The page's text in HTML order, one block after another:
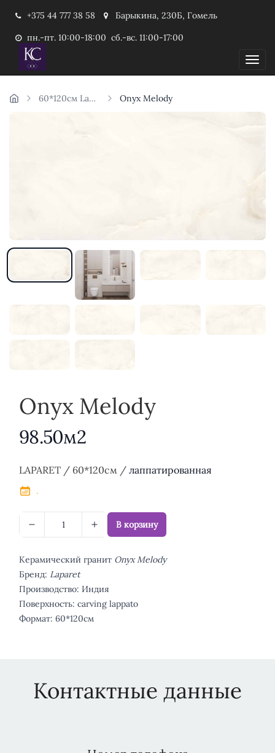
+375 44 777 38 58
Барыкина, 230Б, Гомель
пн.-пт. 10:00-18:00 сб.-вс. 11:00-17:00
60*120см Laparet Индия Onyx Melody
Onyx Melody
98.50м2
Описание
LAPARET / 60*120см / лаппатированная
.
В корзину
Керамический гранит Onyx Melody
Бренд: Laparet
Производство: Индия
Поверхность: carving lappato
Формат: 60*120см
Контактные данные